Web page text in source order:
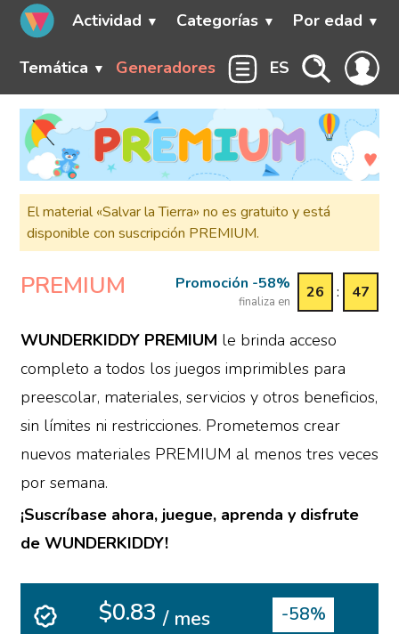
Actividad Categorías Por edad
Temática Generadores ES
El material «Salvar la Tierra» no es gratuito y está
disponible con suscripción PREMIUM.
PREMIUM Promoción -58%
finaliza en
26 : 47
WUNDERKIDDY PREMIUM le brinda acceso
completo a todos los juegos imprimibles para
preescolar, materiales, servicios y otros beneficios,
sin límites ni restricciones. Prometemos crear
nuevos materiales PREMIUM al menos tres veces
por semana.
¡Suscríbase ahora, juegue, aprenda y disfrute
de WUNDERKIDDY!
$0.83 / mes -58%